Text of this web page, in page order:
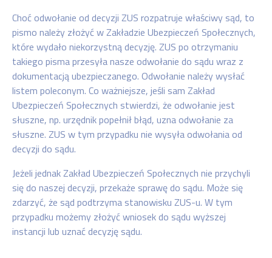
Choć odwołanie od decyzji ZUS rozpatruje właściwy sąd, to
pismo należy złożyć w Zakładzie Ubezpieczeń Społecznych,
które wydało niekorzystną decyzję. ZUS po otrzymaniu
takiego pisma przesyła nasze odwołanie do sądu wraz z
dokumentacją ubezpieczanego. Odwołanie należy wysłać
listem poleconym. Co ważniejsze, jeśli sam Zakład
Ubezpieczeń Społecznych stwierdzi, że odwołanie jest
słuszne, np. urzędnik popełnił błąd, uzna odwołanie za
słuszne. ZUS w tym przypadku nie wysyła odwołania od
decyzji do sądu.
Jeżeli jednak Zakład Ubezpieczeń Społecznych nie przychyli
się do naszej decyzji, przekaże sprawę do sądu. Może się
zdarzyć, że sąd podtrzyma stanowisku ZUS-u. W tym
przypadku możemy złożyć wniosek do sądu wyższej
instancji lub uznać decyzję sądu.